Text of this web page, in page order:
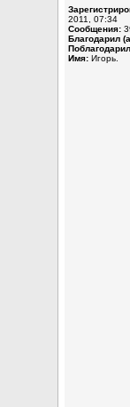
2011, 07:34
Сообщения:
Благодарил
Имя: Игорь.